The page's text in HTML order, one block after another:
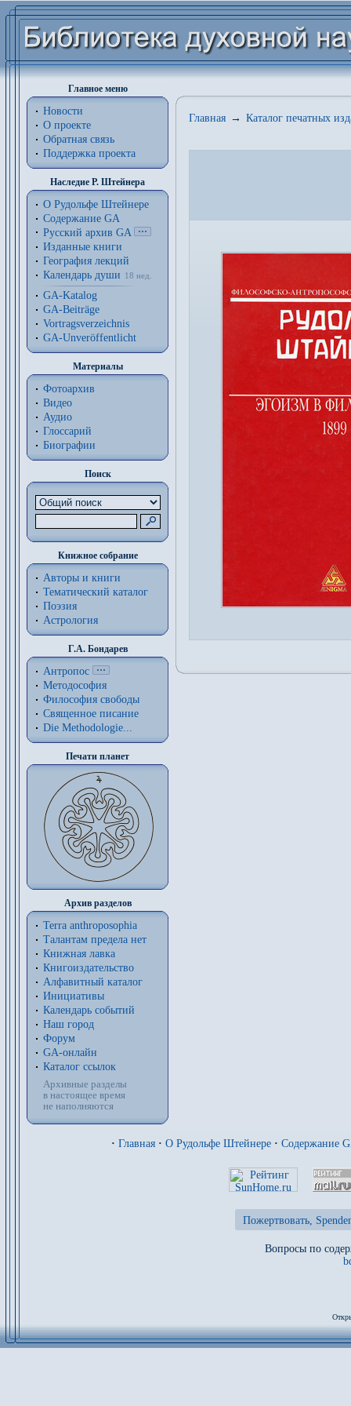
Главное меню
Новости
О проекте
Обратная связь
Поддержка проекта
Наследие Р. Штейнера
О Рудольфе Штейнере
Содержание GA
Русский архив GA
Изданные книги
География лекций
Календарь души
18 нед.
GA-Katalog
GA-Beiträge
Vortragsverzeichnis
GA-Unveröffentlicht
Материалы
Фотоархив
Видео
Аудио
Глоссарий
Биографии
Поиск
Книжное собрание
Авторы и книги
Тематический каталог
Поэзия
Астрология
Г.А. Бондарев
Антропос
Методософия
Философия cвободы
Священное писание
Die Methodologie...
Печати планет
Архив разделов
Terra anthroposophia
Талантам предела нет
Книжная лавка
Книгоиздательство
Алфавитный каталог
Инициативы
Календарь событий
Наш город
Форум
GA-онлайн
Каталог ссылок
Архивные разделы
в настоящее время
не наполняются
Главная → Каталог печатных
· Главная · О Рудольфе Штейнере · Содержание
Пожертвовать,
Вопросы по